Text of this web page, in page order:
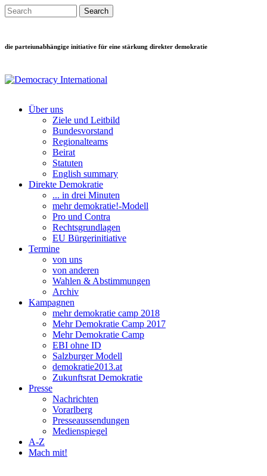
Direkt zum Inhalt
Search this site
die parteiunabhängige initiative für eine stärkung direkter demokratie
Main menu
Über uns
Ziele und Leitbild
Bundesvorstand
Regionalteams
Beirat
Statuten
English summary
Direkte Demokratie
... in drei Minuten
mehr demokratie!-Modell
Pro und Contra
Rechtsgrundlagen
EU Bürgerinitiative
Termine
von uns
von anderen
Wahlen & Abstimmungen
Archiv
Kampagnen
mehr demokratie camp 2018
Mehr Demokratie Camp 2017
Mehr Demokratie Camp
EBI ohne ID
Salzburger Modell
demokratie2013.at
Zukunftsrat Demokratie
Presse
Nachrichten
Vorarlberg
Presseaussendungen
Medienspiegel
A-Z
Mach mit!